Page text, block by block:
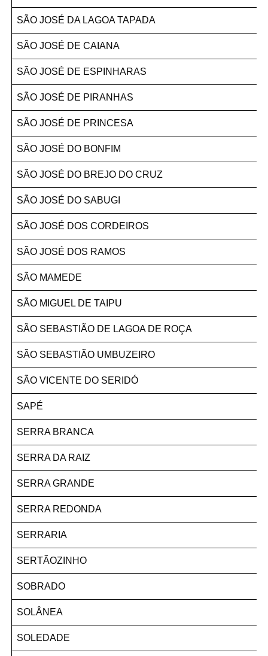
SÃO JOSÉ DA LAGOA TAPADA
SÃO JOSÉ DE CAIANA
SÃO JOSÉ DE ESPINHARAS
SÃO JOSÉ DE PIRANHAS
SÃO JOSÉ DE PRINCESA
SÃO JOSÉ DO BONFIM
SÃO JOSÉ DO BREJO DO CRUZ
SÃO JOSÉ DO SABUGI
SÃO JOSÉ DOS CORDEIROS
SÃO JOSÉ DOS RAMOS
SÃO MAMEDE
SÃO MIGUEL DE TAIPU
SÃO SEBASTIÃO DE LAGOA DE ROÇA
SÃO SEBASTIÃO UMBUZEIRO
SÃO VICENTE DO SERIDÓ
SAPÉ
SERRA BRANCA
SERRA DA RAIZ
SERRA GRANDE
SERRA REDONDA
SERRARIA
SERTÃOZINHO
SOBRADO
SOLÂNEA
SOLEDADE